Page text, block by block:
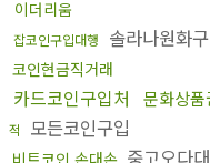
이더리움
잡코인구입대행 솔라나원화
코인현금직거래
카드코인구입처 문화상품
적
모든코인구입
비트코인 손대손 중고오다